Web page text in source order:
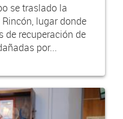
se traslado la
lugar donde
de recuperación de
por...